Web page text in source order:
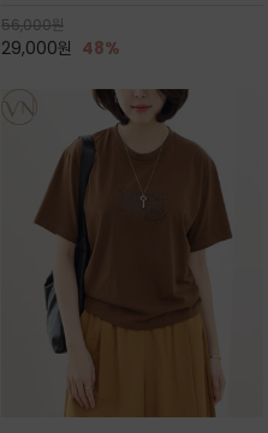
럽게 체형을 커버
56,000원
29,000원 48%